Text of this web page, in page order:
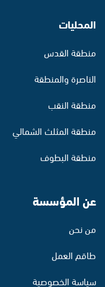
المحليات
منطقة القدس
الناصرة والمنطقة
منطقة النقب
منطقة المثلث الشمالي
منطقة البطوف
عن المؤسسة
من نحن
طاقم العمل
سياسة الخصوصية